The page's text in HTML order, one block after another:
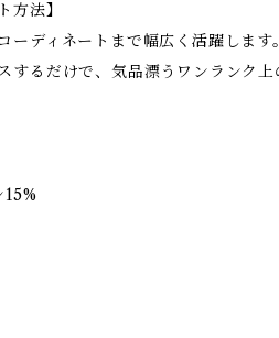
方法】
ーディネートまで幅広く活躍します。
するだけで、気品漂うワンランク
15%